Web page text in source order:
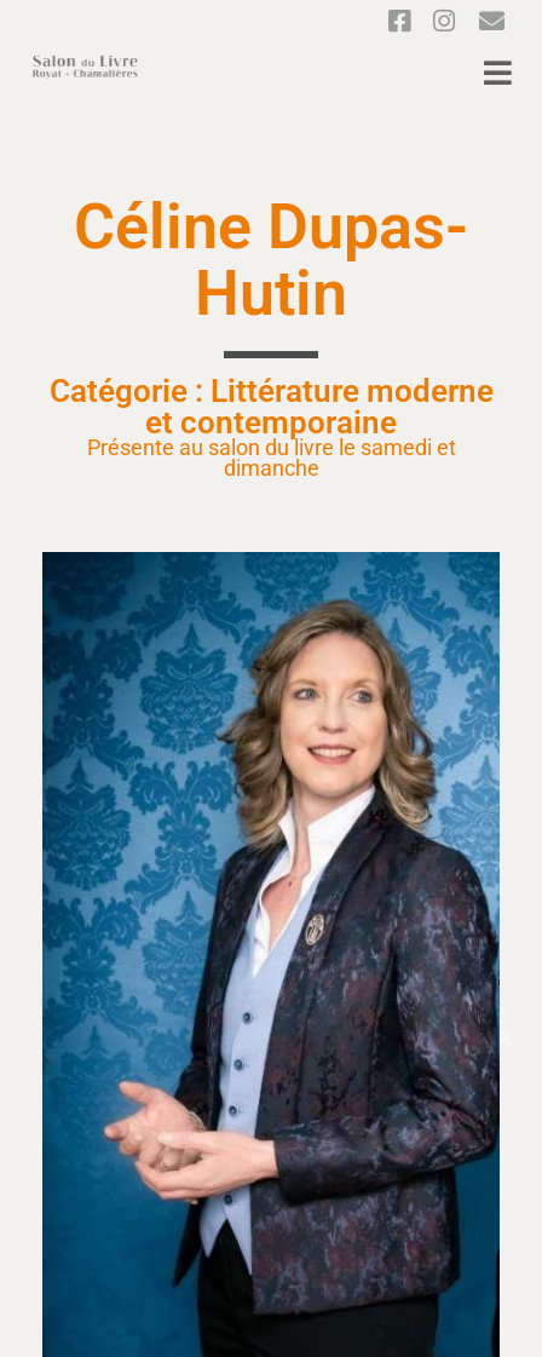
Céline Dupas-
Hutin
Catégorie : Littérature moderne
et contemporaine
Présente au salon du livre le samedi et
dimanche